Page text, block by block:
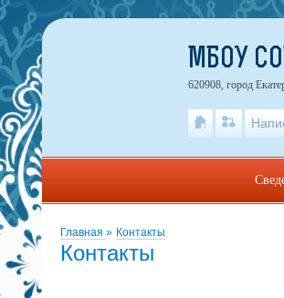
Главная » Контакты
Контакты
МБОУ
620908, город